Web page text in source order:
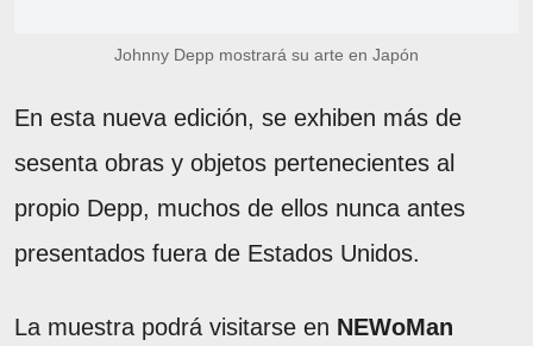
Johnny Depp mostrará su arte en Japón
En esta nueva edición, se exhiben más de
sesenta obras y objetos pertenecientes al
propio Depp, muchos de ellos nunca antes
presentados fuera de Estados Unidos.
La muestra podrá visitarse en NEWoMan